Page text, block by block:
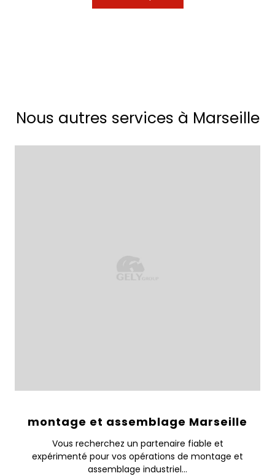
Nous autres services à Marseille
montage et assemblage Marseille
Vous recherchez un partenaire fiable et
expérimenté pour vos opérations de montage et
assemblage industriel...